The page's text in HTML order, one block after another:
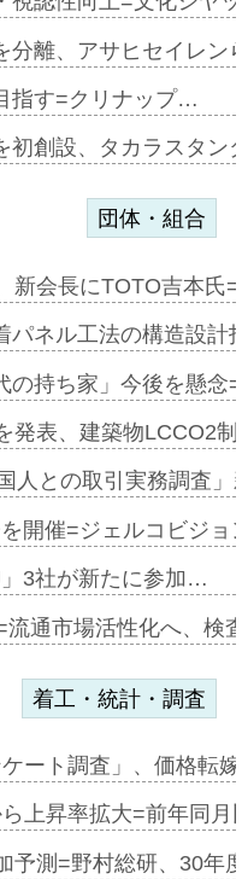
分離、アサヒセイレ
指す=クリナップ…
初創設、タカラスタ
団体・組合
新会長にTOTO吉本氏
パネル工法の構造設
の持ち家」今後を懸
発表、建築物LCCO2
人との取引実務調査
開催=ジェルコビジ
3社が新たに参加…
流通市場活性化へ、検
着工・統計・調査
ート調査」、価格転
上昇率拡大=前年同
予測=野村総研、30年